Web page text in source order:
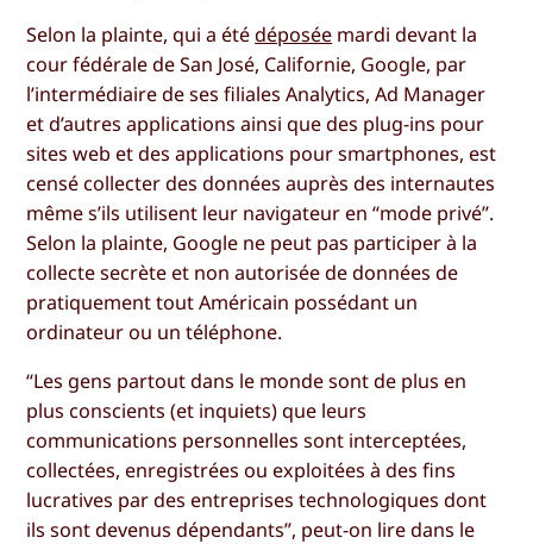
Selon la plainte, qui a étédéposée mardi devant la
cour fédérale de San José, Californie, Google, par
l’intermédiaire de ses filiales Analytics, Ad Manager
et d’autres applications ainsi que des plug-ins pour
sites web et des applications pour smartphones, est
censé collecter des données auprès des internautes
même s’ils utilisent leur navigateur en “mode privé”.
Selon la plainte, Google ne peut pas participer à la
collecte secrète et non autorisée de données de
pratiquement tout Américain possédant un
ordinateur ou un téléphone.
“Les gens partout dans le monde sont de plus en
plus conscients (et inquiets) que leurs
communications personnelles sont interceptées,
collectées, enregistrées ou exploitées à des fins
lucratives par des entreprises technologiques dont
ils sont devenus dépendants”, peut-on lire dans le